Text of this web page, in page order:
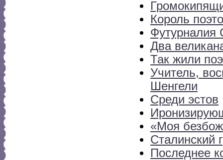
Король
Футурналия
Два
Так жили
Учитель,
Шенгели
Среди эстов
«Моя
Сталинский
Последнее